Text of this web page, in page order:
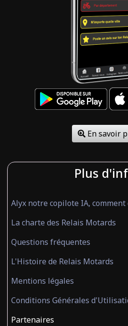
En savoir
Plus
Alyx notre copilote IA, comment
La charte des Relais Motards
Questions fréquentes
L'Histoire de Relais Motards
Mentions légales
Conditions Générales
Partenaires